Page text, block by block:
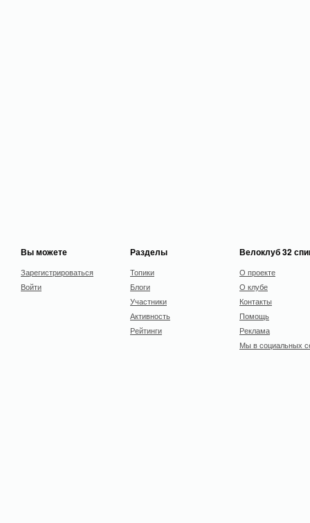
Вы можете
Зарегистрироваться
Войти
Разделы
Топики
Блоги
Участники
Активность
Рейтинги
Велоклуб 32
О проекте
О клубе
Контакты
Помощь
Реклама
Мы в социальных